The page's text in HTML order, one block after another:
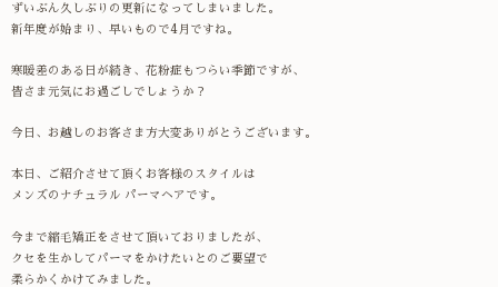
ずいぶん久しぶりの更新になってしまいました。
新年度が始まり、早いもので4月ですね。
寒暖差のある日が続き、花粉症もつらい季節ですが、
皆さま元気にお過ごしでしょうか？
今日、お越しのお客さま方大変ありがとうございます。
本日、ご紹介させて頂くお客様のスタイルは
メンズのナチュラル パーマヘアです。
今まで縮毛矯正をさせて頂いておりましたが、
クセを生かしてパーマをかけたいとのご要望で
柔らかくかけてみました。